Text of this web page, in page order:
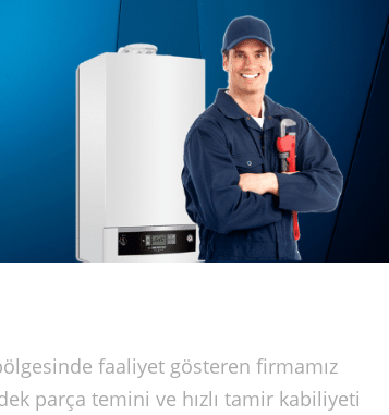
faaliyet gösteren firmamız
parça temini ve hızlı tamir kabiliyeti